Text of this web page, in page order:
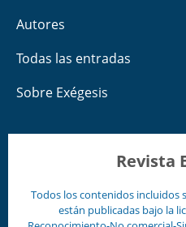
Autores
Todas las entradas
Sobre Exégesis
Revista
Todos los contenidos incluidos
están publicadas bajo la